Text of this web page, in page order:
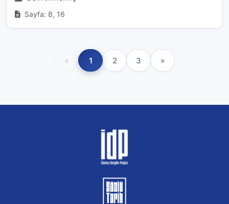
Sayfa: 8, 16
« 1 2 3 »